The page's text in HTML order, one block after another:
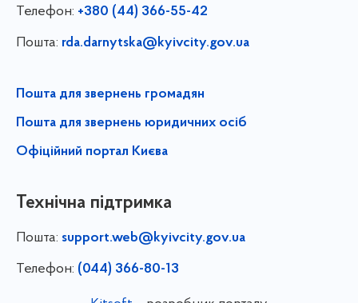
Телефон: +380 (44) 366-55-42
Пошта: rda.darnytska@kyivcity.gov.ua
Пошта для звернень громадян
Пошта для звернень юридичних осіб
Офіційний портал Києва
Технічна підтримка
Пошта: support.web@kyivcity.gov.ua
Телефон: (044) 366-80-13